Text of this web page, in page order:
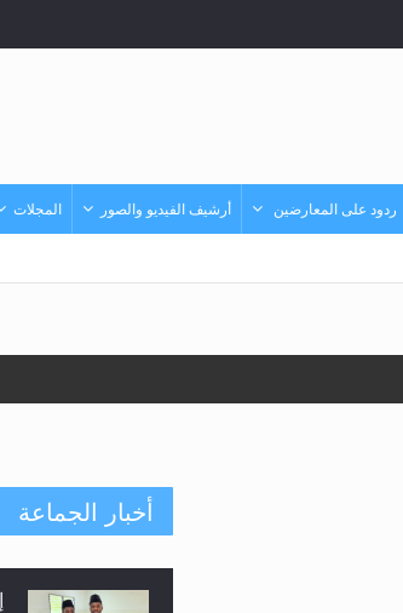
ردود على المعارضين أرشيف الفيديو والصور المجلات
أخبار الجماعة